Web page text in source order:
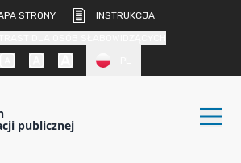
STRONY
INSTRUKCJA
publicznej